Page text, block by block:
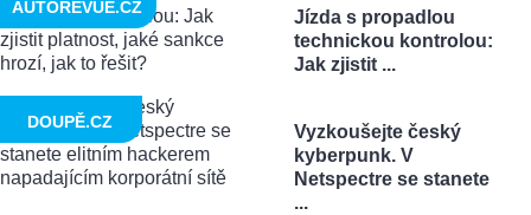
Jízda s propadlou
technickou kontrolou:
Jak zjistit ...
AUTOREVUE.CZ
Vyzkoušejte český
kyberpunk. V
Netspectre se stanete
...
DOUPĚ.CZ